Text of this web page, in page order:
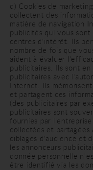
d) Cookies de
collectent des
matière de navigation
publicités qui vous
centres d'intérêt. Ils
nombre de fois que
aident à évaluer
publicitaires. Ils sont
publicitaires avec
Internet. Ils
et partagent ces
(des publicitaires par
publicitaires sont
fournies par
collectées et
ciblages d'audience et
les annonceurs
donnée personnelle
être identifié via les